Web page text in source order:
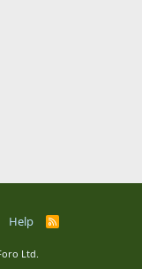
Help
R
Ltd.